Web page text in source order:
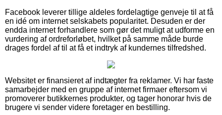
Facebook leverer tillige aldeles fordelagtige genveje til at få
en idé om internet selskabets popularitet. Desuden er der
endda internet forhandlere som gør det muligt at udforme en
vurdering af ordreforløbet, hvilket på samme måde burde
drages fordel af til at få et indtryk af kundernes tilfredshed.
Websitet er finansieret af indtægter fra reklamer. Vi har faste
samarbejder med en gruppe af internet firmaer eftersom vi
promoverer butikkernes produkter, og tager honorar hvis de
brugere vi sender videre foretager en bestilling.